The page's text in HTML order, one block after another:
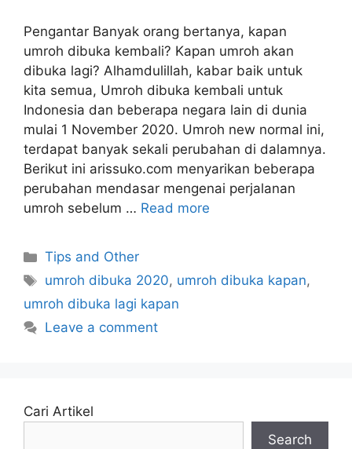
Pengantar Banyak orang bertanya, kapan
umroh dibuka kembali? Kapan umroh akan
dibuka lagi? Alhamdulillah, kabar baik untuk
kita semua, Umroh dibuka kembali untuk
Indonesia dan beberapa negara lain di dunia
mulai 1 November 2020. Umroh new normal ini,
terdapat banyak sekali perubahan di dalamnya.
Berikut ini arissuko.com menyarikan beberapa
perubahan mendasar mengenai perjalanan
umroh sebelum … Read more
Categories
Tips and Other
Tags
umroh dibuka 2020, umroh dibuka kapan,
umroh dibuka lagi kapan
Leave a comment
Cari Artikel
Search